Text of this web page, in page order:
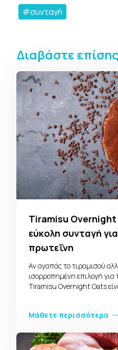
συνταγή
Διαβάστε
Tiramisu
εύκολη συνταγή
πρωτεΐνη
Αν αγαπάς το τιραμισού
ισορροπημένη επιλογή για
Tiramisu Overnight Oats
Μάθετε περισσότερα